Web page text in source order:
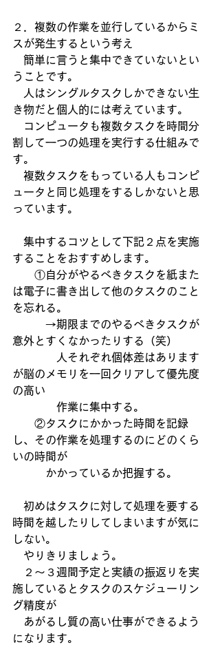
２．複数の作業を並行しているからミ
スが発生するという考え
簡単に言うと集中できていないとい
うことです。
人はシングルタスクしかできない生
き物だと個人的には考えています。
コンピュータも複数タスクを時間分
割して一つの処理を実行する仕組みで
す。
複数タスクをもっている人もコンピ
ュータと同じ処理をするしかないと思
っています。
集中するコツとして下記２点を実施
することをおすすめします。
①自分がやるべきタスクを紙また
は電子に書き出して他のタスクのこと
を忘れる。
→期限までのやるべきタスクが
意外とすくなかったりする（笑）
人それぞれ個体差はあります
が脳のメモリを一回クリアして優先度
の高い
作業に集中する。
②タスクにかかった時間を記録
し、その作業を処理するのにどのくら
いの時間が
かかっているか把握する。
初めはタスクに対して処理を要する
時間を越したりしてしまいますが気に
しない。
やりきりましょう。
２～３週間予定と実績の振返りを実
施しているとタスクのスケジューリン
グ精度が
あがるし質の高い仕事ができるよう
になります。